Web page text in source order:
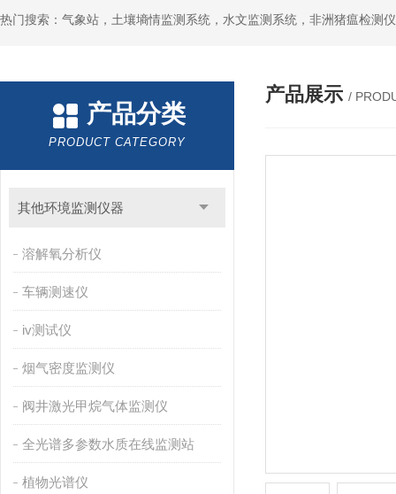
热门搜索：气象站，土壤墒情监测系统，水文监测系统，非洲猪瘟检测
产品分类
PRODUCT CATEGORY
其他环境监测仪器
溶解氧分析仪
车辆测速仪
iv测试仪
烟气密度监测仪
阀井激光甲烷气体监测仪
全光谱多参数水质在线监测站
植物光谱仪
产品展示 /